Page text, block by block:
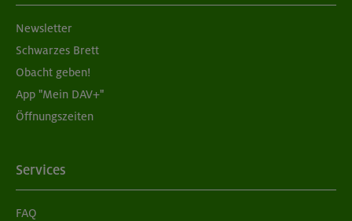
Newsletter
Schwarzes Brett
Obacht geben!
App "Mein DAV+"
Öffnungszeiten
Services
FAQ